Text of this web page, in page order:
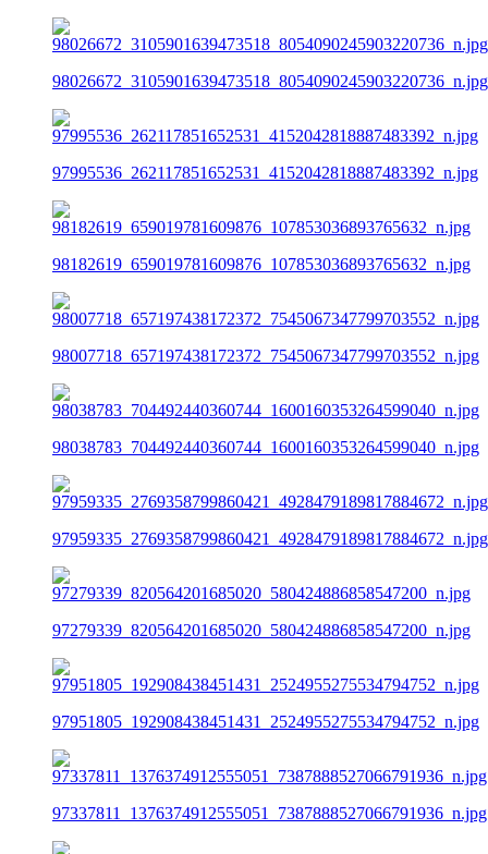
98026672_3105901639473518_8054090245903220736_n.jpg
97995536_262117851652531_4152042818887483392_n.jpg
98182619_659019781609876_107853036893765632_n.jpg
98007718_657197438172372_7545067347799703552_n.jpg
98038783_704492440360744_1600160353264599040_n.jpg
97959335_2769358799860421_4928479189817884672_n.jpg
97279339_820564201685020_580424886858547200_n.jpg
97951805_192908438451431_2524955275534794752_n.jpg
97337811_1376374912555051_7387888527066791936_n.jpg